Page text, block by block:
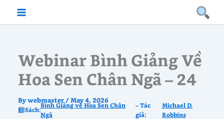
Webinar Bình Giảng Về
Hoa Sen Chân Ngã – 24
Bywebmaster / May 4, 2026
Sách:
Bình Giảng về Hoa Sen Chân
Ngã
– Tác
giả:
Michael D.
Robbins